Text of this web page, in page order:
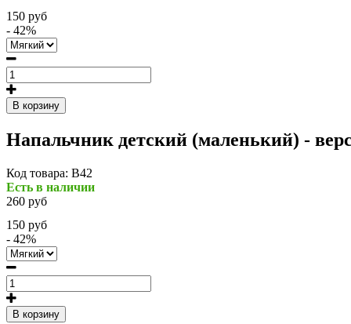
150 руб
- 42%
В корзину
Напальчник детский (маленький) -
Код товара: В42
Есть в наличии
260 руб
150 руб
- 42%
В корзину